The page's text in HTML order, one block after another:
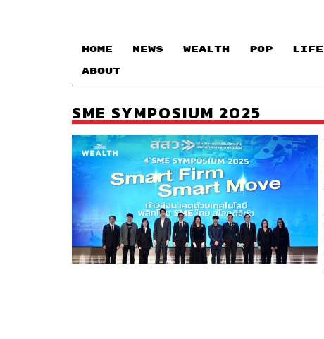
HOME NEWS WEALTH POP LIFE
ABOUT
SME SYMPOSIUM 2025